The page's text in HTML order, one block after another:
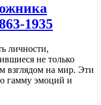
1935
личности,
не только
взглядом на мир. Эти
гамму эмоций и